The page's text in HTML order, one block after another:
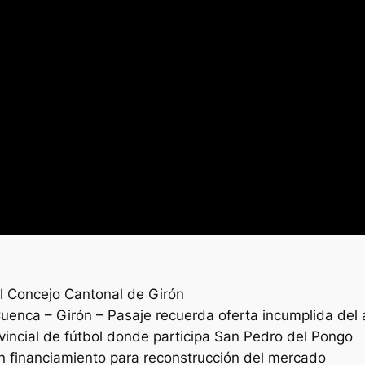
Cantonal de Girón
– Girón – Pasaje recuerda oferta incumplida del
de fútbol donde participa San Pedro del Pongo
financiamiento para reconstrucción del mercado